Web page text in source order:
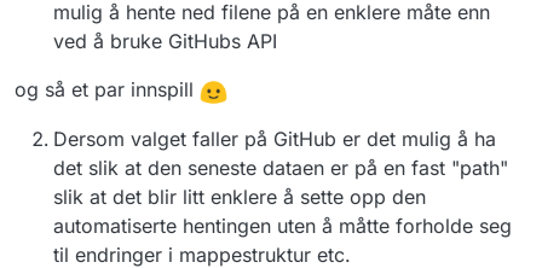
mulig å hente ned filene på en enklere måte enn
ved å bruke GitHubs API
og så et par innspill
Dersom valget faller på GitHub er det mulig å ha
det slik at den seneste dataen er på en fast "path"
slik at det blir litt enklere å sette opp den
automatiserte hentingen uten å måtte forholde seg
til endringer i mappestruktur etc.